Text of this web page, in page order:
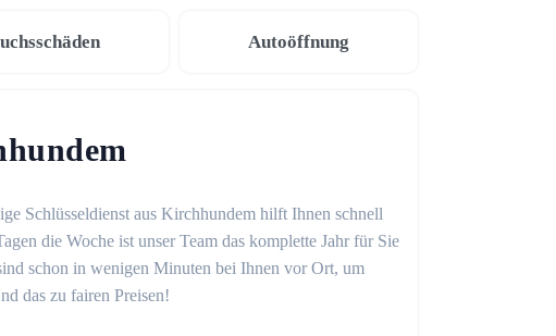
Autoöffnung
Schlüsseldienst aus Kirchhundem hilft Ihnen schnell
die Woche ist unser Team das komplette Jahr für Sie
schon in wenigen Minuten bei Ihnen vor Ort, um
das zu fairen Preisen!